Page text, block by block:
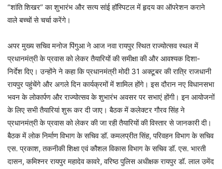
“शांति शिखर” का शुभारंभ और सत्य सांई हॉस्पिटल में हृदय का ऑपरेशन कराने
वाले बच्चों से चर्चा करेंगे।
अपर मुख्य सचिव मनोज पिंगुआ ने आज नवा रायपुर स्थित राज्योत्सव स्थल में
प्रधानमंत्री के प्रवास को लेकर तैयारियों की समीक्षा की और आवश्यक दिशा-
निर्देश दिए। उन्होंने ने कहा कि प्रधानमंत्री मोदी 31 अक्टूबर की रात्रि राजधानी
रायपुर पहुंचेंगे और अगले दिन कार्यक्रमों में शामिल होंगे। इस दौरान नए विधानसभा
भवन के लोकार्पण और राज्योत्सव के शुभारंभ अवसर पर सभाएं होंगी। इन आयोजनों
के लिए सभी तैयारियां शुरू कर दी जाए। बैठक में कलेक्टर गौरव सिंह ने
प्रधानमंत्री के प्रवास को लेकर की जा रही तैयारियों की विस्तार से जानकारी दी।
बैठक में लोक निर्माण विभाग के सचिव डॉ. कमलप्रीत सिंह, परिवहन विभाग के सचिव
एस. प्रकाश, तकनीकी शिक्षा एवं कौशल विकास विभाग के सचिव डॉ. एस. भारती
दासन, कमिश्नर रायपुर महादेव कावरे, वरिष्ठ पुलिस अधीक्षक रायपुर डॉ. लाल उमेंद